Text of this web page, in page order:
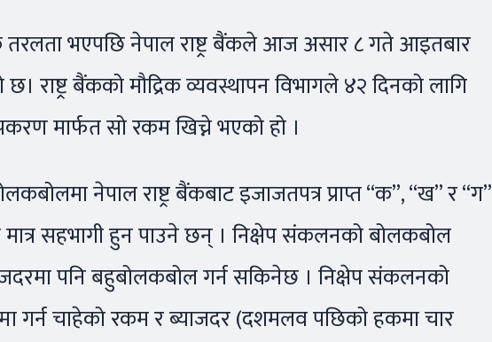
भएपछि नेपाल राष्ट्र बैंकले आज असार ८ गते आइतबार
राष्ट्र बैंकको मौद्रिक व्यवस्थापन विभागले ४२ दिनको लागि
मार्फत सो रकम खिच्ने भएको हो ।
नेपाल राष्ट्र बैंकबाट इजाजतपत्र प्राप्त “क”, “ख” र “ग”
मात्र सहभागी हुन पाउने छन् । निक्षेप संकलनको बोलकबोल
पनि बहुबोलकबोल गर्न सकिनेछ । निक्षेप संकलनको
गर्न चाहेको रकम र ब्याजदर (दशमलव पछिको हकमा चार